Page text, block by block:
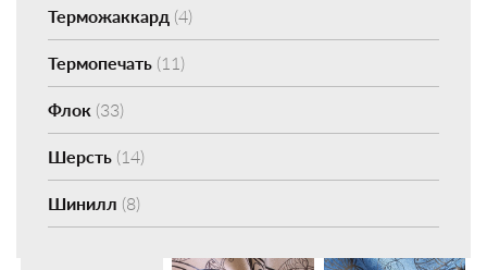
Терможаккард (4)
Термопечать (11)
Флок (33)
Шерсть (14)
Шинилл (8)